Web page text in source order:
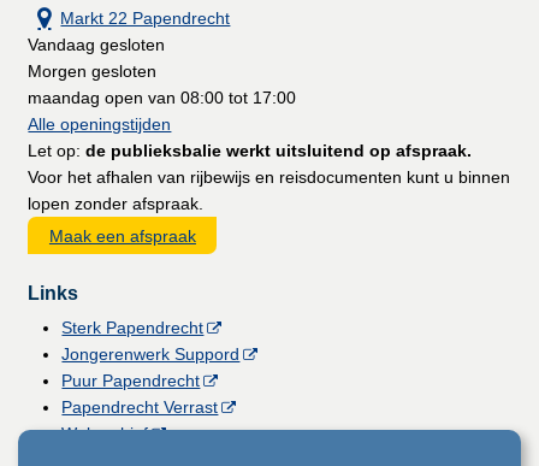
Markt 22 Papendrecht
Vandaag gesloten
Morgen gesloten
maandag open van 08:00 tot 17:00
Alle openingstijden
Let op:de publieksbalie werkt uitsluitend op afspraak.
Voor het afhalen van rijbewijs en reisdocumenten kunt u binnen
lopen zonder afspraak.
Maak een afspraak
Links
Sterk Papendrecht
Jongerenwerk Suppord
Puur Papendrecht
Papendrecht Verrast
Webarchief